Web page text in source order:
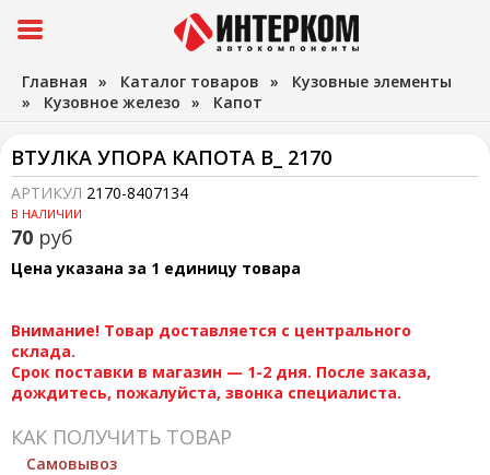
Главная » Каталог товаров » Кузовные элементы
» Кузовное железо » Капот
ВТУЛКА УПОРА КАПОТА В_ 2170
АРТИКУЛ 2170-8407134
В НАЛИЧИИ
70 руб
Цена указана за 1 единицу товара
Внимание! Товар доставляется с центрального
склада.
Срок поставки в магазин — 1-2 дня. После заказа,
дождитесь, пожалуйста, звонка специалиста.
КАК ПОЛУЧИТЬ ТОВАР
Самовывоз